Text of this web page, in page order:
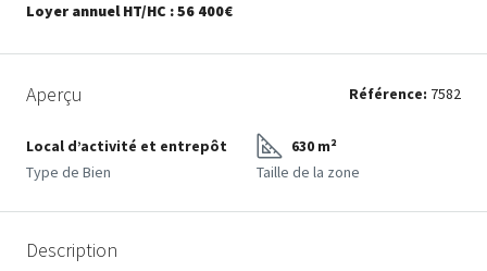
Loyer annuel HT/HC :56 400€
Aperçu Référence: 7582
Local d’activité et entrepôt
Type de Bien
630 m²
Taille de la zone
Description